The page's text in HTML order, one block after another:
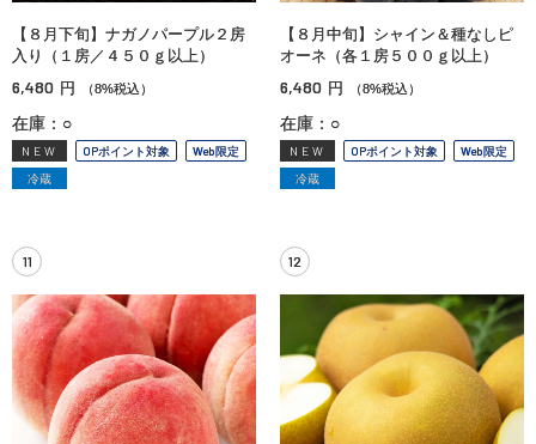
【８月下旬】ナガノパープル２房
入り（１房／４５０ｇ以上）
6,480 円 （8%税込）
在庫：○
NEW OPポイント対象
Web限定
冷蔵
【８月中旬】シャイン＆種なしピ
オーネ（各１房５００ｇ以上）
6,480 円 （8%税込）
在庫：○
NEW OPポイント対象
Web限定
冷蔵
11 12